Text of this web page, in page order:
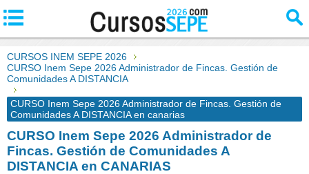
CURSOS INEM SEPE 2026
CURSO Inem Sepe 2026 Administrador de Fincas. Gestión de
Comunidades A DISTANCIA
CURSO Inem Sepe 2026 Administrador de Fincas. Gestión de
Comunidades A DISTANCIA en canarias
CURSO Inem Sepe 2026 Administrador de
Fincas. Gestión de Comunidades A
DISTANCIA en CANARIAS